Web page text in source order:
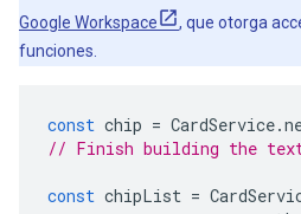
Google Workspace
, que otorga
funciones.
const chip = CardService.
// Finish building the
const chipList =